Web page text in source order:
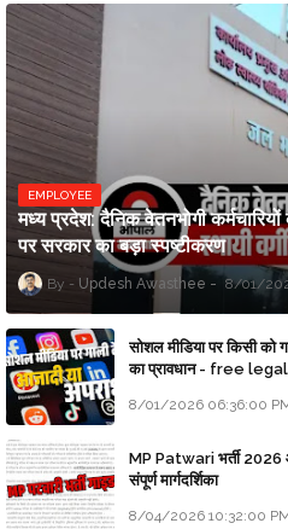
EMPLOYEE
मध्य प्रदेश: दैनिक वेतनभोगी
पर सरकार का बड़ा स्पष्टीकरण
Updesh Awasthee 8/01/
सोशल मीडिया पर किसी को
का प्रावधान - free
8/01/2026 06:36:00
MP Patwari भर्ती 2026
संपूर्ण मार्गदर्शिका
8/04/2026 10:32:00